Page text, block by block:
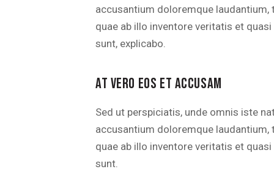
accusantium doloremque laudantium,
quae ab illo inventore veritatis et
sunt, explicabo.
AT VERO EOS ET ACCUSAM
Sed ut perspiciatis, unde omnis iste
accusantium doloremque laudantium,
quae ab illo inventore veritatis et
sunt.